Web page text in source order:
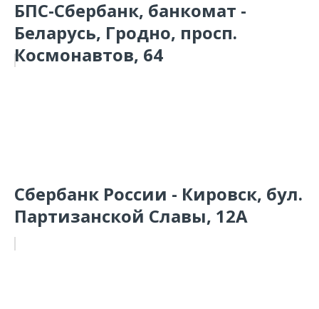
БПС-Сбербанк, банкомат -
Беларусь, Гродно, просп.
Космонавтов, 64
Сбербанк России - Кировск, бул.
Партизанской Славы, 12А